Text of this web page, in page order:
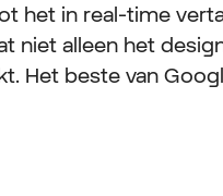
het in real-time
niet alleen het
Het beste van